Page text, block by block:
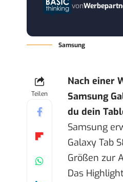
von
Samsung
Teilen
Nach einer
Samsung
du dein
Samsung
Galaxy Tab
Größen zur
Das